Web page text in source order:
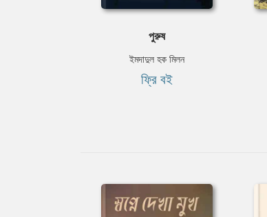
পুরুষ
ইমদাদুল হক মিলন
ফ্রি বই